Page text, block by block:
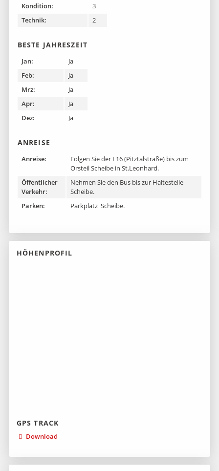
Kondition:
3
Technik:
2
BESTE JAHRESZEIT
Jan:
Ja
Feb:
Ja
Mrz:
Ja
Apr:
Ja
Dez:
Ja
ANREISE
Anreise:
Folgen Sie der L16 (Pitztalstraße) bis zum
Orsteil Scheibe in St.Leonhard.
Öffentlicher
Verkehr:
Nehmen Sie den Bus bis zur Haltestelle
Scheibe.
Parken:
Parkplatz Scheibe.
HÖHENPROFIL
GPS TRACK
Download